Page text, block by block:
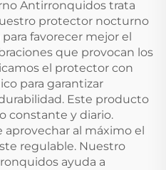
Antirronquidos trata
protector nocturno
favorecer mejor el
que provocan los
el protector con
para garantizar
Este producto
constante y diario.
al máximo el
regulable. Nuestro
ayuda a